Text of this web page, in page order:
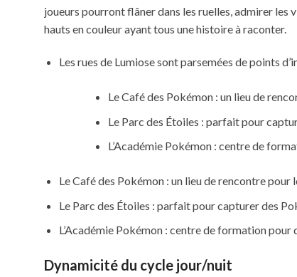
joueurs pourront flâner dans les ruelles, admirer les
hauts en couleur ayant tous une histoire à raconter.
Les rues de Lumiose sont parsemées de points
Le Café des Pokémon : un lieu de
Le Parc des Étoiles : parfait pour
L’Académie Pokémon : centre de
Le Café des Pokémon : un lieu de rencontre pour
Le Parc des Étoiles : parfait pour capturer des
L’Académie Pokémon : centre de formation pour
Dynamicité du cycle jour/nuit